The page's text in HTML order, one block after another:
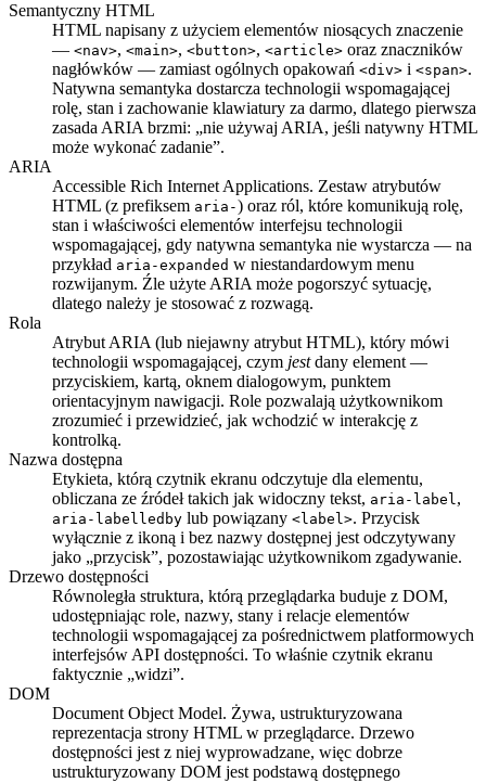
Semantyczny HTML
HTML napisany z użyciem elementów niosących znaczenie
— <nav>, <main>, <button>, <article> oraz znaczników
nagłówków — zamiast ogólnych opakowań <div> i <span>.
Natywna semantyka dostarcza technologii wspomagającej
rolę, stan i zachowanie klawiatury za darmo, dlatego pierwsza
zasada ARIA brzmi: „nie używaj ARIA, jeśli natywny HTML
może wykonać zadanie”.
ARIA
Accessible Rich Internet Applications. Zestaw atrybutów
HTML (z prefiksem aria-) oraz ról, które komunikują rolę,
stan i właściwości elementów interfejsu technologii
wspomagającej, gdy natywna semantyka nie wystarcza — na
przykład aria-expanded w niestandardowym menu
rozwijanym. Źle użyte ARIA może pogorszyć sytuację,
dlatego należy je stosować z rozwagą.
Rola
Atrybut ARIA (lub niejawny atrybut HTML), który mówi
technologii wspomagającej, czym jestdany element —
przyciskiem, kartą, oknem dialogowym, punktem
orientacyjnym nawigacji. Role pozwalają użytkownikom
zrozumieć i przewidzieć, jak wchodzić w interakcję z
kontrolką.
Nazwa dostępna
Etykieta, którą czytnik ekranu odczytuje dla elementu,
obliczana ze źródeł takich jak widoczny tekst, aria-label,
aria-labelledby lub powiązany <label>. Przycisk
wyłącznie z ikoną i bez nazwy dostępnej jest odczytywany
jako „przycisk”, pozostawiając użytkownikom zgadywanie.
Drzewo dostępności
Równoległa struktura, którą przeglądarka buduje z DOM,
udostępniając role, nazwy, stany i relacje elementów
technologii wspomagającej za pośrednictwem platformowych
interfejsów API dostępności. To właśnie czytnik ekranu
faktycznie „widzi”.
DOM
Document Object Model. Żywa, ustrukturyzowana
reprezentacja strony HTML w przeglądarce. Drzewo
dostępności jest z niej wyprowadzane, więc dobrze
ustrukturyzowany DOM jest podstawą dostępnego